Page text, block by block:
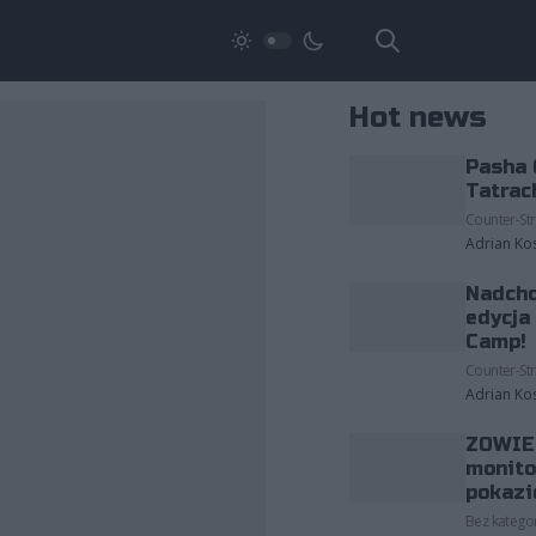
Hot news
Pasha
Counter-
Adrian
edycja
Camp!
Counter-
Adrian
Bez